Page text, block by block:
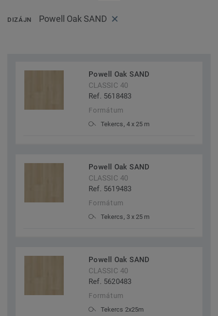
DIZÁJN Powell Oak SAND
Powell Oak SAND
CLASSIC 40
Ref. 5618483
Formátum
Tekercs, 4 x 25 m
Powell Oak SAND
CLASSIC 40
Ref. 5619483
Formátum
Tekercs, 3 x 25 m
Powell Oak SAND
CLASSIC 40
Ref. 5620483
Formátum
Tekercs 2x25m